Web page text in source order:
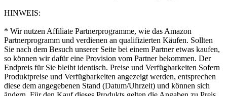
HINWEIS:
* Wir nutzen Affiliate Partnerprogramme, wie das Amazon
Partnerprogramm und verdienen an qualifizierten Käufen. Sollten
Sie nach dem Besuch unserer Seite bei einem Partner etwas kaufen,
so können wir dafür eine Provision vom Partner bekommen. Der
Endpreis für Sie bleibt identisch. Preise und Verfügbarkeiten Sofern
Produktpreise und Verfügbarkeiten angezeigt werden, entsprechen
diese dem angegebenen Stand (Datum/Uhrzeit) und können sich